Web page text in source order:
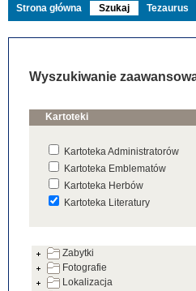
Strona główna Szukaj Tezaurus
Wyszukiwanie
Kartoteki
Kartoteka Administratorów
Kartoteka Emblematów
Kartoteka Herbów
Kartoteka Literatury
Kartoteka Warsztatów
Kartoteka Zabytków
Zabytki
Fotografie
Lokalizacja